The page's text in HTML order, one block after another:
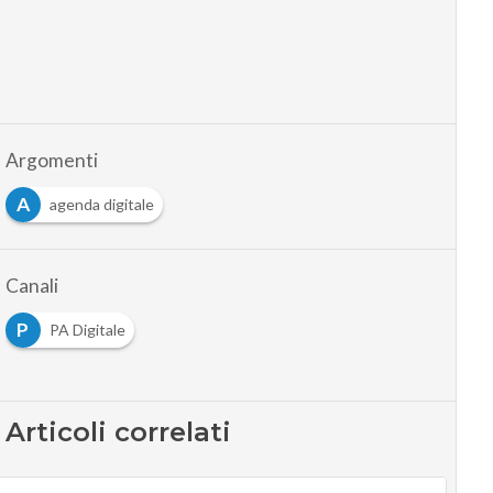
Argomenti
A
agenda digitale
Canali
P
PA Digitale
Articoli correlati